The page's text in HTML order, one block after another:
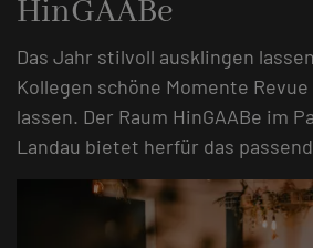
HinGAABe
Das Jahr stilvoll ausklingen
Kollegen schöne Momente
lassen. Der Raum HinGAABe im
Landau bietet herfür das